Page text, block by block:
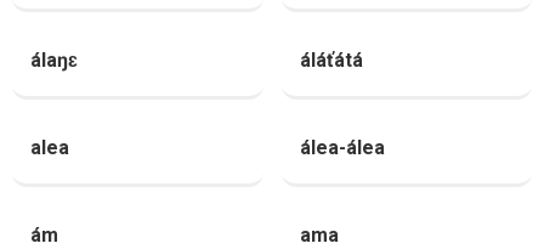
álaŋɛ áláťátá
alea álea-álea
ám ama